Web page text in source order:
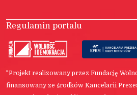
Regulamin portalu
"Projekt realizowany przez Fundację
finansowany ze środków Kancelarii